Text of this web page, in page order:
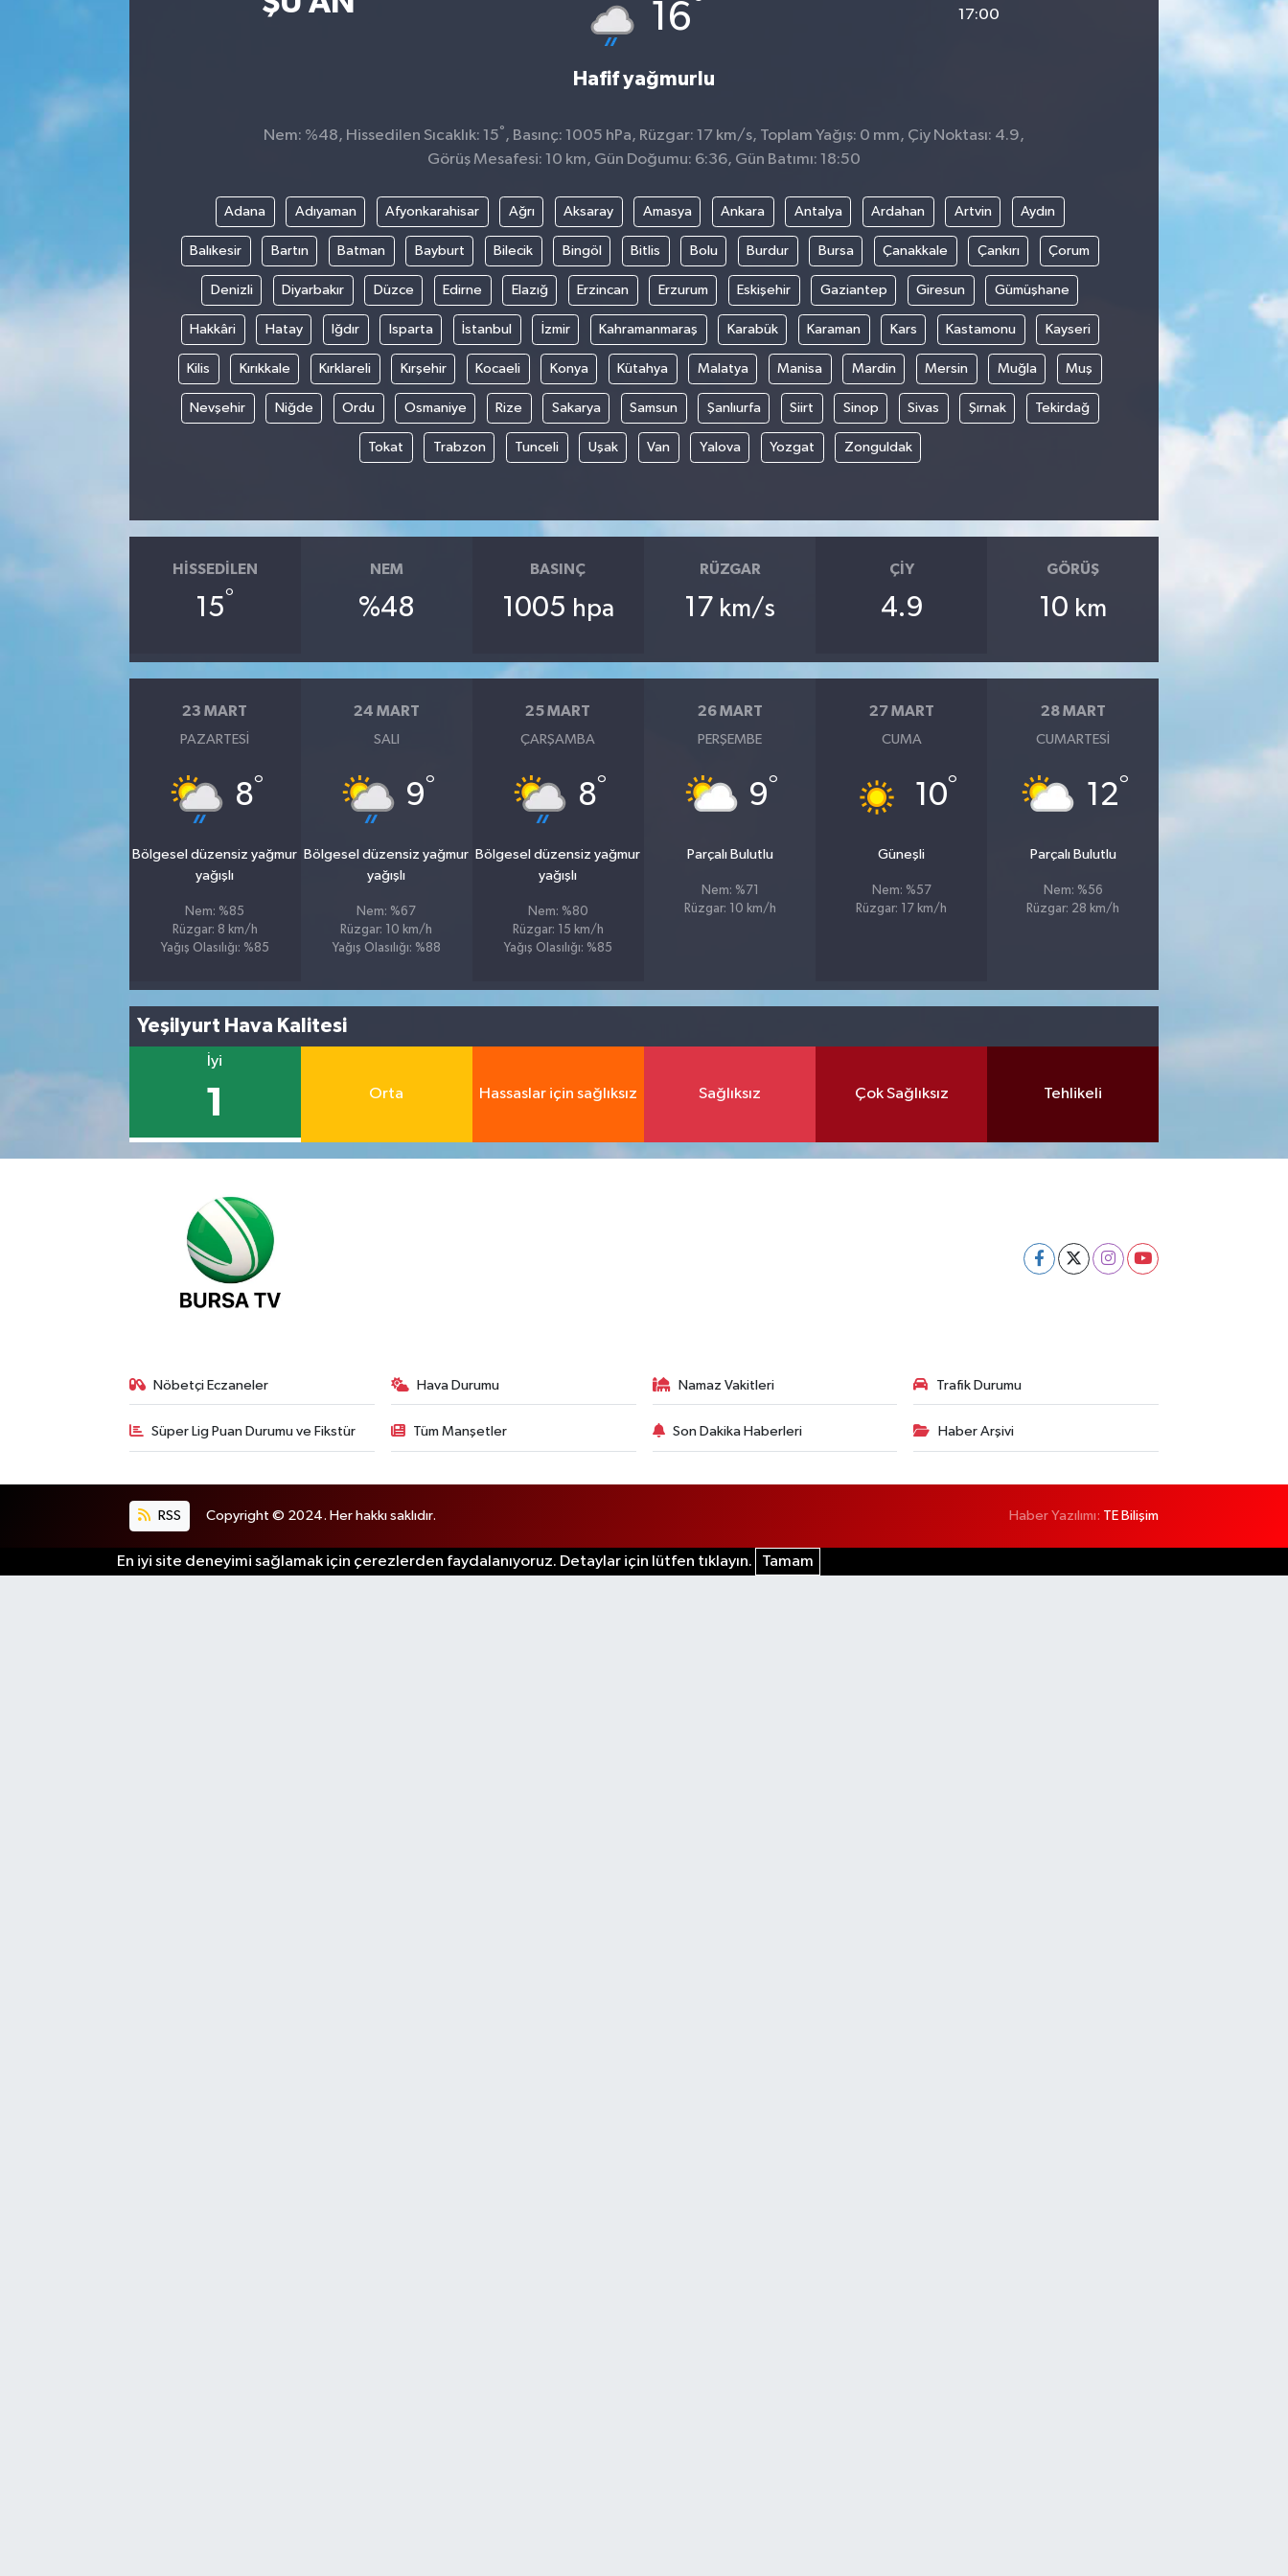
16
Hafif yağmurlu
17:00
Nem: %48, Hissedilen Sıcaklık: 15° , Basınç: 1005 hPa, Rüzgar: 17 km/s, Toplam Yağış: 0 mm, Çiy Noktası: 4.9,
Görüş Mesafesi: 10 km, Gün Doğumu: 6:36, Gün Batımı: 18:50
Adana Adıyaman Afyonkarahisar Ağrı Aksaray Amasya Ankara Antalya Ardahan Artvin Aydın
Balıkesir Bartın Batman Bayburt Bilecik Bingöl Bitlis Bolu Burdur Bursa Çanakkale Çankırı Çorum
Denizli Diyarbakır Düzce Edirne Elazığ Erzincan Erzurum Eskişehir Gaziantep Giresun Gümüşhane
Hakkâri Hatay Iğdır Isparta İstanbul İzmir Kahramanmaraş Karabük Karaman Kars Kastamonu Kayseri
Kilis Kırıkkale Kırklareli Kırşehir Kocaeli Konya Kütahya Malatya Manisa Mardin Mersin Muğla Muş
Nevşehir Niğde Ordu Osmaniye Rize Sakarya Samsun Şanlıurfa Siirt Sinop Sivas Şırnak Tekirdağ
Tokat Trabzon Tunceli Uşak Van Yalova Yozgat Zonguldak
HISSEDILEN
15°
NEM
%48
BASINÇ
1005 hpa
RÜZGAR
17 km/s
ÇIY
4.9
GÖRÜŞ
10 km
23 MART
PAZARTESI
8°
Bölgesel düzensiz yağmur
yağışlı
Nem: %85
Rüzgar: 8 km/h
Yağış Olasılığı: %85
24 MART
SALI
9°
Bölgesel düzensiz yağmur
yağışlı
Nem: %67
Rüzgar: 10 km/h
Yağış Olasılığı: %88
25 MART
ÇARŞAMBA
8°
Bölgesel düzensiz yağmur
yağışlı
Nem: %80
Rüzgar: 15 km/h
Yağış Olasılığı: %85
26 MART
PERŞEMBE
9°
Parçalı Bulutlu
Nem: %71
Rüzgar: 10 km/h
27 MART
CUMA
10°
Güneşli
Nem: %57
Rüzgar: 17 km/h
28 MART
CUMARTESI
12°
Parçalı Bulutlu
Nem: %56
Rüzgar: 28 km/h
Yeşilyurt Hava Kalitesi
İyi
1 Orta Hassaslar için sağlıksız Sağlıksız Çok Sağlıksız Tehlikeli
Nöbetçi Eczaneler Hava Durumu Namaz Vakitleri Trafik Durumu
Süper Lig Puan Durumu ve Fikstür Tüm Manşetler Son Dakika Haberleri Haber Arşivi
RSS Copyright © 2024. Her hakkı saklıdır. Haber Yazılımı: TE Bilişim
En iyi site deneyimi sağlamak için çerezlerden faydalanıyoruz. Detaylar için lütfen tıklayın. Tamam